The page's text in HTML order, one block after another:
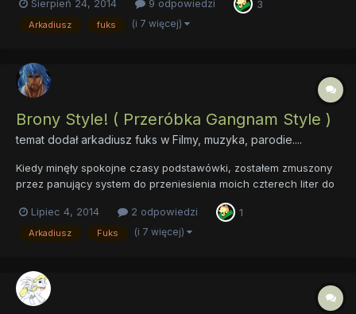
Sierpień 24, 2014 9 odpowiedzi 3
Arkadiusz fuks (i 7 więcej)
Brony Style! ( Przeróbka Gangnam Style )
temat dodałarkadiusz fuks w Filmy, muzyka, parodie....
Kiedy minęły spokojne czasy podstawówki, zostałem zmuszony
przez panujący system do przeniesienia moich czterech liter do
okoliczności sprawił, że absolutnie WSZYSCY moi koledzy z
dawnej klasy wybrali inne gimnazja niż ja. W pierwszym d...
Lipiec 4, 2014 2 odpowiedzi 1
Arkadiusz Fuks (i 7 więcej)